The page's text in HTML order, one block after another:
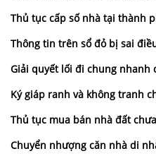
Thủ tục cấp số nhà tại thành
Thông tin trên sổ đỏ bị sai
Giải quyết lối đi chung nhanh
Ký giáp ranh và không tranh
Thủ tục mua bán nhà đất
Chuyển nhượng căn nhà di